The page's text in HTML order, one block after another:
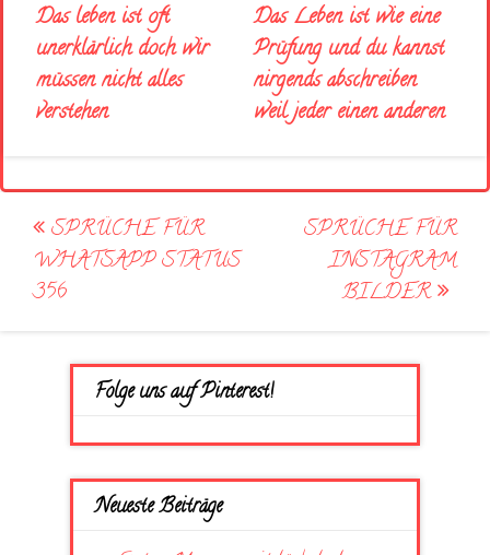
Das leben ist oft
unerklärlich doch wir
müssen nicht alles
verstehen
Das Leben ist wie eine
Prüfung und du kannst
nirgends abschreiben
weil jeder einen anderen
Post
navigation
SPRÜCHE FÜR
WHATSAPP STATUS
356
SPRÜCHE FÜR
INSTAGRAM
BILDER
Folge uns auf Pinterest!
Neueste Beiträge